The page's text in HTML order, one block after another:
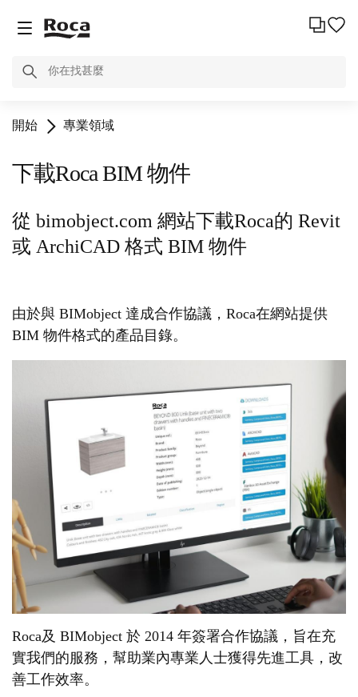
開始 專業領域
下載Roca BIM 物件
從 bimobject.com 網站下載Roca的 Revit
或 ArchiCAD 格式 BIM 物件
由於與 BIMobject 達成合作協議，Roca在網站提供
BIM 物件格式的產品目錄。
Roca及 BIMobject 於 2014 年簽署合作協議，旨在充
實我們的服務，幫助業內專業人士獲得先進工具，改
善工作效率。